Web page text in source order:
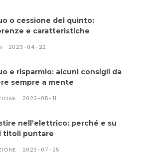
o cessione del quinto:
e caratteristiche
2023-04-22
e risparmio: alcuni consigli da
sempre a mente
2023-05-11
nell’elettrico: perché e su
titoli puntare
2023-07-25